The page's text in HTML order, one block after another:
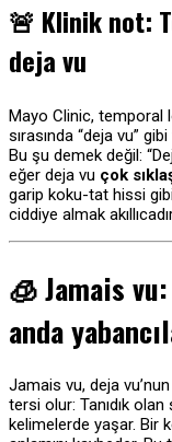
🚨 Klinik not:
deja vu
Mayo Clinic, temporal
sırasında “deja vu”
Bu şu demek değil:
eğer deja vu çok
garip koku-tat hissi
ciddiye almak
🧊 Jamais
anda
Jamais vu, deja
tersi olur: Tanıdık
kelimelerde yaşar. Bir